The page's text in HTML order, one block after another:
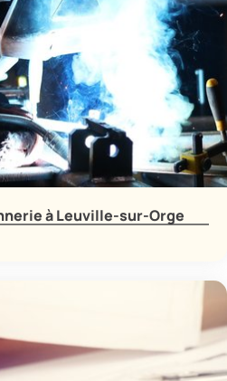
à Leuville-sur-Orge